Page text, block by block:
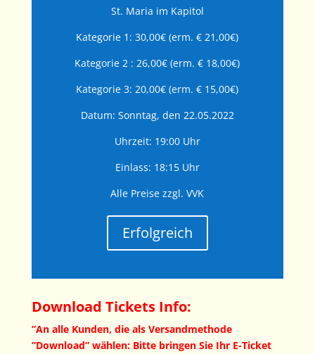
St. Maria im Kapitol
Kategorie 1: 30,00€ (erm. € 21,00€)
Kategorie 2 : 26,00€ (erm. € 18,00€)
Kategorie 3: 20,00€ (erm. € 15,00€)
Datum: Sonntag, den 22.05.2022
Uhrzeit: 19:00 Uhr
Einlass: 18:15 Uhr
Alle Preise zzgl. VVK
Erfolgreich
Download Tickets Info:
”An alle Kunden, die als Versandmethode
”Download” wählen: Bitte bringen Sie Ihr E-Ticket